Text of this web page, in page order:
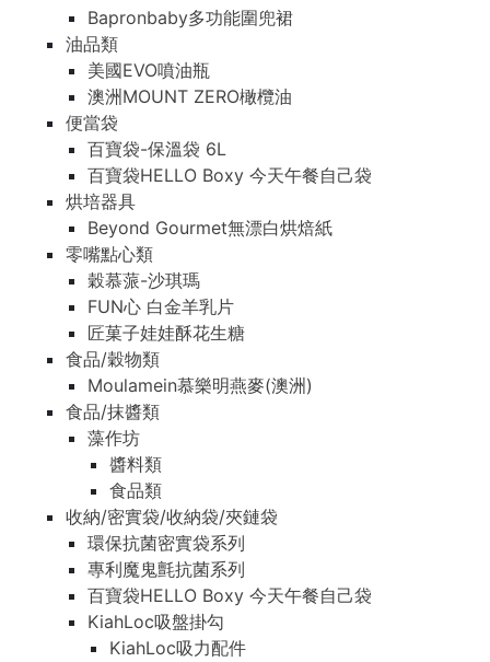
Bapronbaby多功能圍兜裙
油品類
美國EVO噴油瓶
澳洲MOUNT ZERO橄欖油
便當袋
百寶袋-保溫袋 6L
百寶袋HELLO Boxy 今天午餐自己袋
烘培器具
Beyond Gourmet無漂白烘焙紙
零嘴點心類
穀慕蒎-沙琪瑪
FUN心 白金羊乳片
匠菓子娃娃酥花生糖
食品/穀物類
Moulamein慕樂明燕麥(澳洲)
食品/抹醬類
藻作坊
醬料類
食品類
收納/密實袋/收納袋/夾鏈袋
環保抗菌密實袋系列
專利魔鬼氈抗菌系列
百寶袋HELLO Boxy 今天午餐自己袋
KiahLoc吸盤掛勾
KiahLoc吸力配件